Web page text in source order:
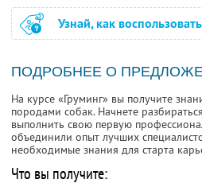
Узнай, как
ПОДРОБНЕЕ О
На курсе «Груминг» вы получите
породами собак. Начнете
выполнить свою первую
объединили опыт лучших
необходимые знания для старта
Что вы получите: